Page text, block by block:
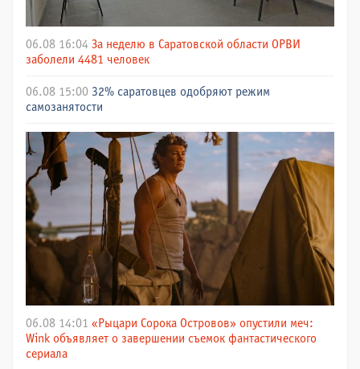
06.08 16:04 За неделю в Саратовской области ОРВИ
заболели 4481 человек
06.08 15:00 32% саратовцев одобряют режим
самозанятости
06.08 14:01 «Рыцари Сорока Островов» опустили меч:
Wink объявляет о завершении съемок фантастического
сериала